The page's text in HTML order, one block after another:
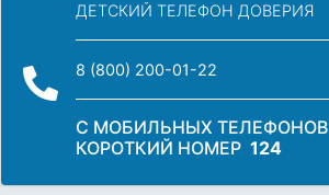
ДЕТСКИЙ ТЕЛЕФОН ДОВЕРИЯ
8 (800) 200-01-22
С МОБИЛЬНЫХ ТЕЛЕФОНОВ
КОРОТКИЙ НОМЕР 124